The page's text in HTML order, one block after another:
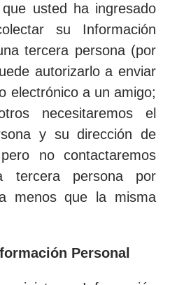
usted ha ingresado
su Información
tercera persona (por
autorizarlo a enviar
electrónico a un amigo;
necesitaremos el
y su dirección de
no contactaremos
tercera persona por
menos que la misma
Personal